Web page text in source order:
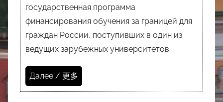
государственная программа
финансирования обучения за границей для
граждан России, поступивших в один из
ведущих зарубежных университетов.
Далее / 更多